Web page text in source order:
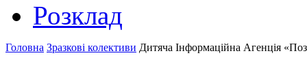
Розклад
Головна Зразкові колективи Дитяча Інформаційна Агенція